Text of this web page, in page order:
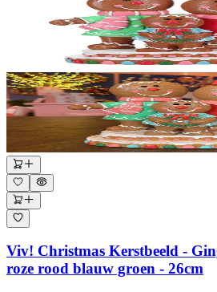
Viv! Christmas Kerstbeeld -
roze rood blauw groen - 26cm